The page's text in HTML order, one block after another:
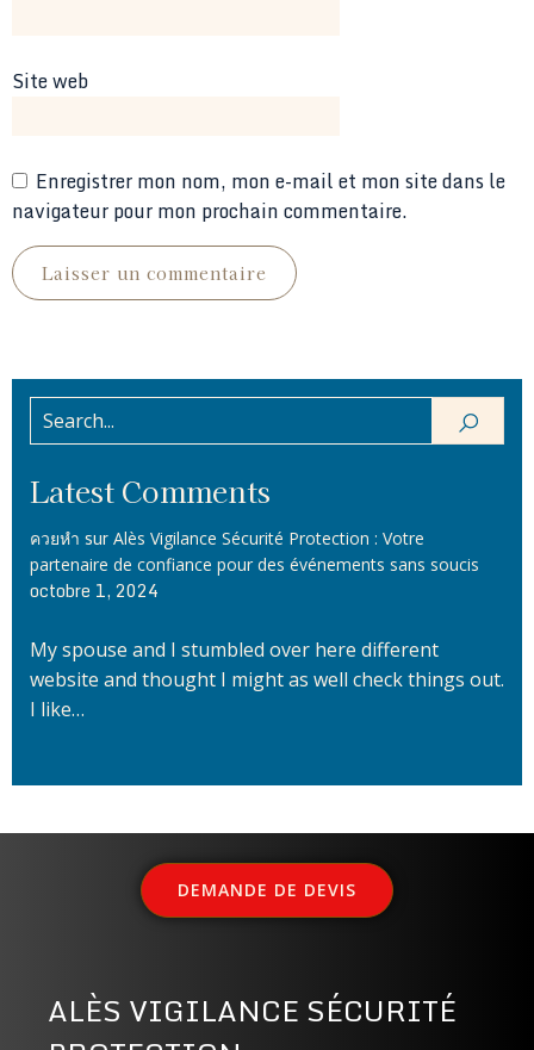
Site web
Enregistrer mon nom, mon e-mail et mon site dans le
navigateur pour mon prochain commentaire.
Latest Comments
ควยหำ sur Alès Vigilance Sécurité Protection : Votre
partenaire de confiance pour des événements sans soucis
octobre 1, 2024
My spouse and I stumbled over here different
website and thought I might as well check things out.
I like…
DEMANDE DE DEVIS
ALÈS VIGILANCE SÉCURITÉ